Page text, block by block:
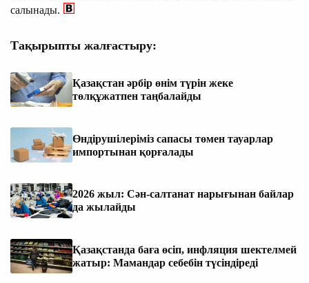
салынады.
Тақырыпты жалғастыру:
Қазақстан әрбір өнім түрін жеке
төлқұжатпен таңбалайды
Өндірушілеріміз сапасы төмен тауарлар
импортынан қорғалады
2026 жыл: Сән-салтанат нарығынан байлар
да жылайды
Қазақстанда баға өсіп, инфляция шектелмей
жатыр: Мамандар себебін түсіндіреді